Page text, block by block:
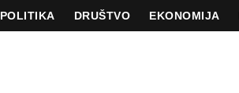
POLITIKA DRUŠTVO EKONOMIJA